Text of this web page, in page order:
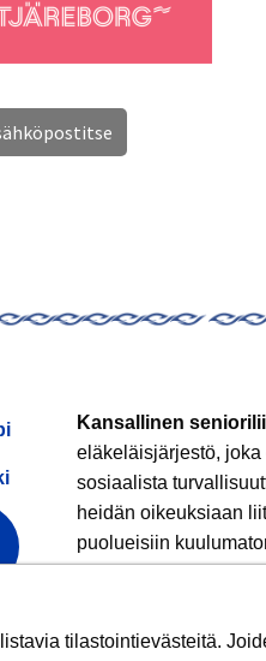
tilastointievästeitä.
Kansallinen
eläkeläisjärjestö,
sosiaalista
heidän oikeuksiaan
puolueisiin